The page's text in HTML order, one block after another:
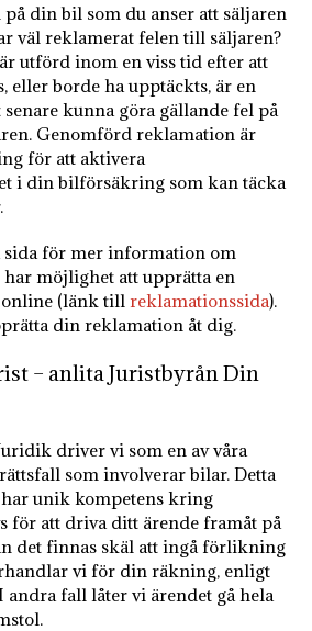
din bil som du anser att säljaren
väl reklamerat felen till säljaren?
utförd inom en viss tid efter att
eller borde ha upptäckts, är en
kunna göra gällande fel på
Genomförd reklamation är
för att aktivera
i din bilförsäkring som kan täcka
sida för mer information om
möjlighet att upprätta en
(länk tillreklamationssida).
din reklamation åt dig.
– anlita Juristbyrån Din
driver vi som en av våra
som involverar bilar. Detta
unik kompetens kring
för att driva ditt ärende framåt på
det finnas skäl att ingå förlikning
vi för din räkning, enligt
fall låter vi ärendet gå hela